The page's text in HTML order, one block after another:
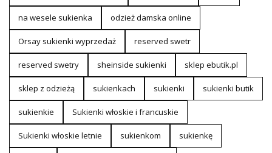
na wesele sukienka odzież damska online
Orsay sukienki wyprzedaż reserved swetr
reserved swetry sheinside sukienki sklep ebutik.pl
sklep z odzieżą sukienkach sukienki sukienki butik
sukienkie Sukienki włoskie i francuskie
Sukienki włoskie letnie sukienkom sukienkę